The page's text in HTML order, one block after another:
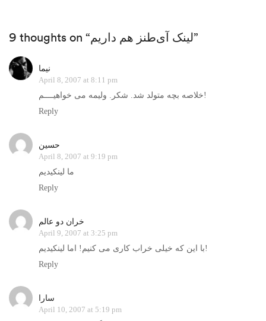
9 thoughts on “لینک آی‌طنز هم داریم”
نيما
April 8, 2007 at 8:11 pm
خلاصه بچه متولد شد. شکر. وليمه می خواهيــــم!
Reply
حسین
April 8, 2007 at 9:19 pm
ما لینکیدیم
Reply
خران دو عالم
April 9, 2007 at 3:25 pm
با این که خیلی خراب کاری می کنیم! اما لینکیدیم!
Reply
سارا
April 10, 2007 at 5:19 pm